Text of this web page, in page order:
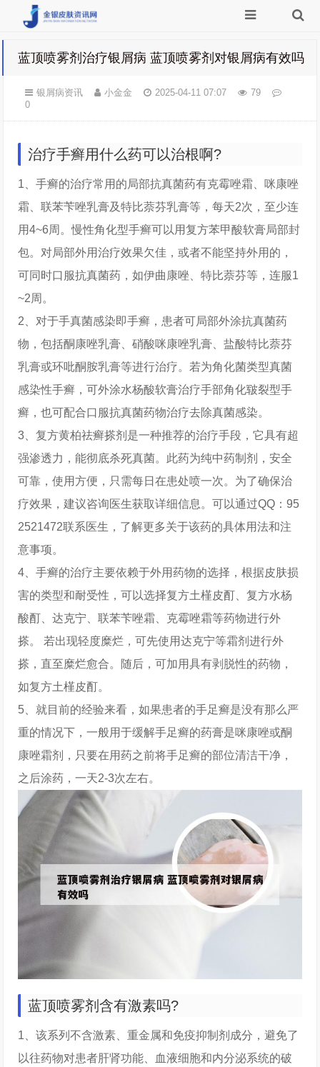
蓝顶喷雾剂治疗银屑病 蓝顶喷雾剂对银屑病有效吗
银屑病资讯 小金金 2025-04-11 07:07
79
0
治疗手癣用什么药可以治根啊?
1、手癣的治疗常用的局部抗真菌药有克霉唑霜、咪康唑
霜、联苯苄唑乳膏及特比萘芬乳膏等，每天2次，至少连
用4~6周。慢性角化型手癣可以用复方苯甲酸软膏局部封
包。对局部外用治疗效果欠佳，或者不能坚持外用的，
可同时口服抗真菌药，如伊曲康唑、特比萘芬等，连服1
~2周。
2、对于手真菌感染即手癣，患者可局部外涂抗真菌药
物，包括酮康唑乳膏、硝酸咪康唑乳膏、盐酸特比萘芬
乳膏或环吡酮胺乳膏等进行治疗。若为角化菌类型真菌
感染性手癣，可外涂水杨酸软膏治疗手部角化皲裂型手
癣，也可配合口服抗真菌药物治疗去除真菌感染。
3、复方黄柏祛癣搽剂是一种推荐的治疗手段，它具有超
强渗透力，能彻底杀死真菌。此药为纯中药制剂，安全
可靠，使用方便，只需每日在患处喷一次。为了确保治
疗效果，建议咨询医生获取详细信息。可以通过QQ：95
2521472联系医生，了解更多关于该药的具体用法和注
意事项。
4、手癣的治疗主要依赖于外用药物的选择，根据皮肤损
害的类型和耐受性，可以选择复方土槿皮酊、复方水杨
酸酊、达克宁、联苯苄唑霜、克霉唑霜等药物进行外
搽。 若出现轻度糜烂，可先使用达克宁等霜剂进行外
搽，直至糜烂愈合。随后，可加用具有剥脱性的药物，
如复方土槿皮酊。
5、就目前的经验来看，如果患者的手足癣是没有那么严
重的情况下，一般用于缓解手足癣的药膏是咪康唑或酮
康唑霜剂，只要在用药之前将手足癣的部位清洁干净，
之后涂药，一天2-3次左右。
蓝顶喷雾剂含有激素吗?
1、该系列不含激素、重金属和免疫抑制剂成分，避免了
以往药物对患者肝肾功能、血液细胞和内分泌系统的破